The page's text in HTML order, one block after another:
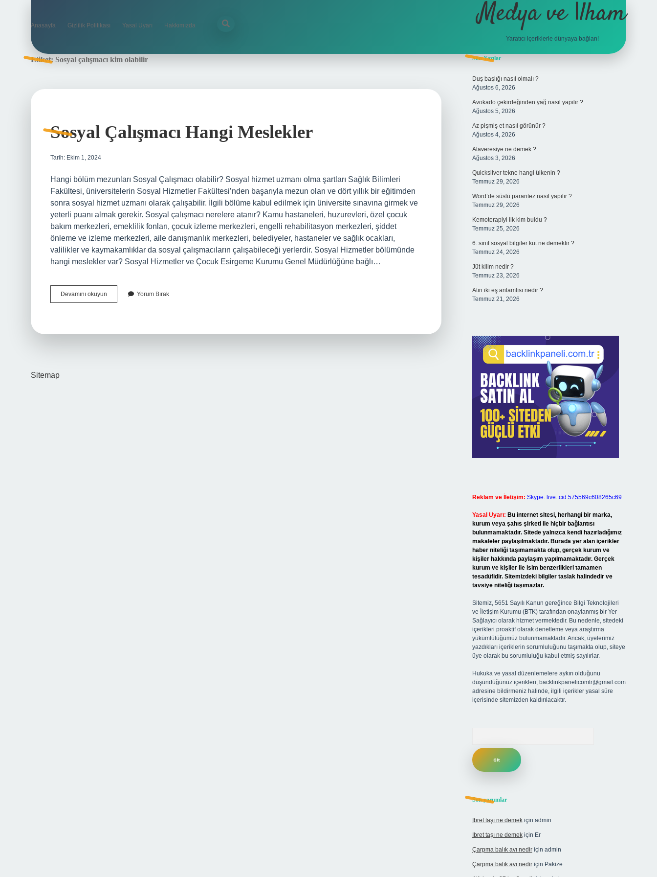
Anasayfa Gizlilik Politikası Yasal Uyarı Hakkımızda Medya ve İlham
Yaratıcı içeriklerle dünyaya bağlan!
Etiket: Sosyal çalışmacı kim olabilir
Sosyal Çalışmacı Hangi Meslekler
Tarih: Ekim 1, 2024
Hangi bölüm mezunları Sosyal Çalışmacı olabilir? Sosyal hizmet uzmanı olma şartları Sağlık Bilimleri
Fakültesi, üniversitelerin Sosyal Hizmetler Fakültesi’nden başarıyla mezun olan ve dört yıllık bir eğitimden
sonra sosyal hizmet uzmanı olarak çalışabilir. İlgili bölüme kabul edilmek için üniversite sınavına girmek ve
yeterli puanı almak gerekir. Sosyal çalışmacı nerelere atanır? Kamu hastaneleri, huzurevleri, özel çocuk
bakım merkezleri, emeklilik fonları, çocuk izleme merkezleri, engelli rehabilitasyon merkezleri, şiddet
önleme ve izleme merkezleri, aile danışmanlık merkezleri, belediyeler, hastaneler ve sağlık ocakları,
valilikler ve kaymakamlıklar da sosyal çalışmacıların çalışabileceği yerlerdir. Sosyal Hizmetler bölümünde
hangi meslekler var? Sosyal Hizmetler ve Çocuk Esirgeme Kurumu Genel Müdürlüğüne bağlı…
Devamını okuyun
Çalışmacı
Yorum Bırak
Sitemap
Sidebar
Son Yazılar
Duş başlığı nasıl olmalı ?
Ağustos 6, 2026
Avokado çekirdeğinden yağ nasıl yapılır ?
Ağustos 5, 2026
Az pişmiş et nasıl görünür ?
Ağustos 4, 2026
Alaveresiye ne demek ?
Ağustos 3, 2026
Quicksilver tekne hangi ülkenin ?
Temmuz 29, 2026
Word’de süslü parantez nasıl yapılır ?
Temmuz 29, 2026
Kemoterapiyi ilk kim buldu ?
Temmuz 25, 2026
6. sınıf sosyal bilgiler kut ne demektir ?
Temmuz 24, 2026
Jüt kilim nedir ?
Temmuz 23, 2026
Atın iki eş anlamlısı nedir ?
Temmuz 21, 2026
Reklam ve İletişim: Skype: live:.cid.575569c608265c69
Yasal Uyarı: Bu internet sitesi, herhangi bir marka,
kurum veya şahıs şirketi ile hiçbir bağlantısı
bulunmamaktadır. Sitede yalnızca kendi hazırladığımız
makaleler paylaşılmaktadır. Burada yer alan içerikler
haber niteliği taşımamakta olup, gerçek kurum ve
kişiler hakkında paylaşım yapılmamaktadır. Gerçek
kurum ve kişiler ile isim benzerlikleri tamamen
tesadüfidir. Sitemizdeki bilgiler taslak halindedir ve
tavsiye niteliği taşımazlar.
Sitemiz, 5651 Sayılı Kanun gereğince Bilgi Teknolojileri
ve İletişim Kurumu (BTK) tarafından onaylanmış bir Yer
Sağlayıcı olarak hizmet vermektedir. Bu nedenle, sitedeki
içerikleri proaktif olarak denetleme veya araştırma
yükümlülüğümüz bulunmamaktadır. Ancak, üyelerimiz
yazdıkları içeriklerin sorumluluğunu taşımakta olup, siteye
üye olarak bu sorumluluğu kabul etmiş sayılırlar.
Hukuka ve yasal düzenlemelere aykırı olduğunu
düşündüğünüz içerikleri, backlinkpanelicomtr@gmail.com
adresine bildirmeniz halinde, ilgili içerikler yasal süre
içerisinde sitemizden kaldırılacaktır.
Son yorumlar
Ibret taşı ne demekiçin admin
Ibret taşı ne demekiçin Er
Çarpma balık avı nediriçin admin
Çarpma balık avı nediriçin Pakize